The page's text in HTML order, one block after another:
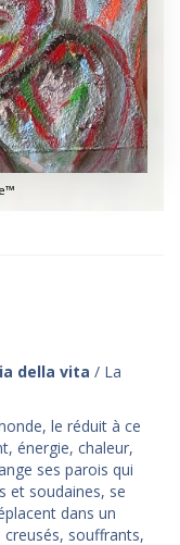
della vita / La
le réduit à ce
énergie, chaleur,
ses parois qui
et soudaines, se
dans un
creusés, souffrants,